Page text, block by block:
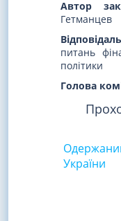
Автор
Гетманцев
питань
політики
Голова
України